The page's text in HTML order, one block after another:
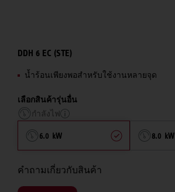
DDH 6 EC (STE)
น้ำร้อนเพียงพอสำหรับใช้งานหลายจุด
เลือกสินค้ารุ่นอื่น
กำลังไฟ
6.0 kW 8.0 kW
คำถามเกี่ยวกับสินค้า